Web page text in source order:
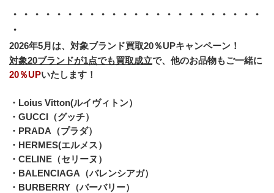
・・・・・・・・・・・・・・・・・・・・・・・
・
2026年5月は、対象ブランド買取20％UPキャンペーン！
対象20ブランドが1点でも買取成立で、他のお品物もご一緒に
20％UPいたします！
・Loius Vitton(ルイヴィトン）
・GUCCI（グッチ）
・PRADA（プラダ）
・HERMES(エルメス）
・CELINE（セリーヌ）
・BALENCIAGA（バレンシアガ）
・BURBERRY（バーバリー）